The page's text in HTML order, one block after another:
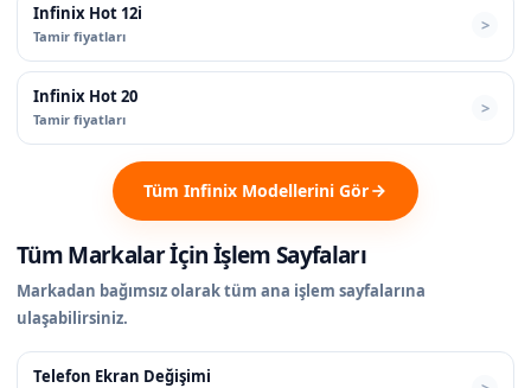
Infinix Hot 12i
Tamir fiyatları
Infinix Hot 20
Tamir fiyatları
Tüm Infinix Modellerini Gör
Tüm Markalar İçin İşlem Sayfaları
Markadan bağımsız olarak tüm ana işlem sayfalarına
ulaşabilirsiniz.
Telefon Ekran Değişimi